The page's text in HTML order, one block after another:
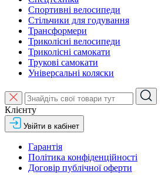
Спортивні велосипеди
Стільчики для годування
Трансформери
Триколісні велосипеди
Триколісні самокати
Трукові самокати
Універсальні коляски
Клієнту
Увійти в кабінет
Гарантія
Політика конфіденційності
Договір публічної оферти